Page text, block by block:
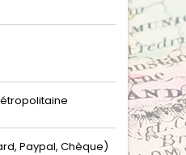
Paypal, Chèque)